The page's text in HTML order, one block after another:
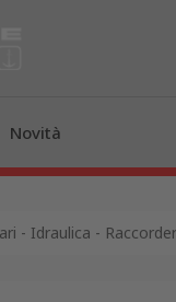
Novità
- Idraulica -